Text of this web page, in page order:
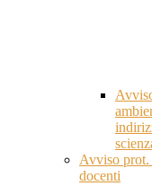
Avviso prot.
docenti